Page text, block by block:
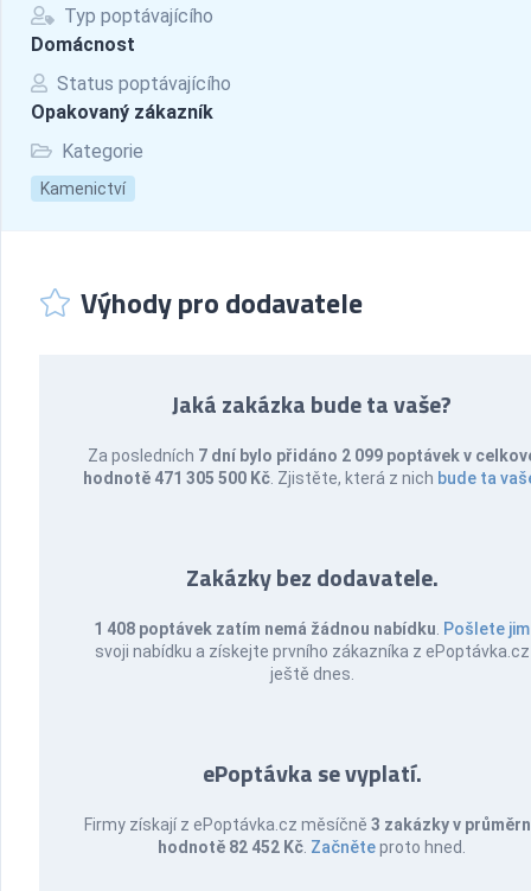
Typ poptávajícího
Domácnost
Status poptávajícího
Opakovaný zákazník
Kategorie
Kamenictví
Výhody pro dodavatele
Jaká zakázka bude ta vaše?
Za posledních 7 dní bylo přidáno 2 099 poptávek v
hodnotě 471 305 500 Kč . Zjistěte, která z nich bude ta
Zakázky bez dodavatele.
1 408 poptávek zatím nemá žádnou nabídku Pošlete jim
svoji nabídku a získejte prvního zákazníka z ePoptávka.cz
ještě dnes.
ePoptávka se vyplatí.
Firmy získají z ePoptávka.cz měsíčně 3 zakázky v
hodnotě 82 452 Kč Začněteproto hned.